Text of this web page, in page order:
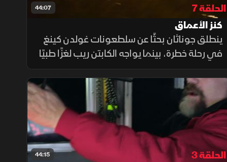
44:07
الحلقة 7
كنز الأعماق
ينطلق جوناثان بحثًا عن سلطعونات غولدن كينغ
في رحلة خطرة، بينما يواجه الكابتن ريب لغزًا طبيًا
بعد استعادة بحار مبتدئ وعيه، لتتوالى التحديات
في عرض البحر.
44:15
الحلقة 3